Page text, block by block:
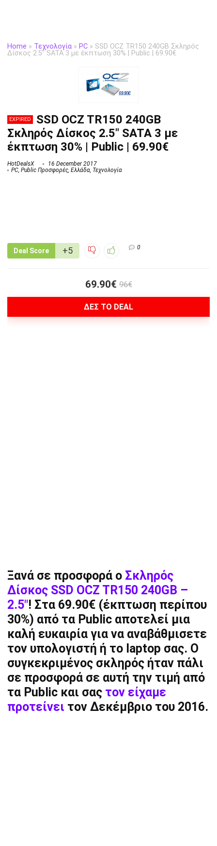
Home » Τεχνολογία » PC » SSD OCZ TR150 240GB Σκληρός
Δίσκος 2.5″ SATA 3 με έκπτωση 30% | Public | 69.90€
EXPIRED
SSD OCZ TR150 240GB
Σκληρός Δίσκος 2.5″ SATA 3 με
έκπτωση 30% | Public | 69.90€
HotDealsX
16 December 2017
PC Public Προσφορές Ελλάδα Τεχνολογία
Deal Score +5 0
69.90€ 96€
ΔΕΣ ΤΟ DEAL
Ξανά σε προσφορά ο Σκληρός
Δίσκος SSD OCZ TR150 240GB –
2.5″! Στα 69.90€ (έκπτωση περίπου
30%) από τα Public αποτελεί μια
καλή ευκαιρία για να αναβάθμισετε
τον υπολογιστή ή το laptop σας. Ο
συγκεκριμένος σκληρός ήταν πάλι
σε προσφορά σε αυτή την τιμή από
τα Public και σας τον είχαμε
προτείνει τον Δεκέμβριο του 2016.